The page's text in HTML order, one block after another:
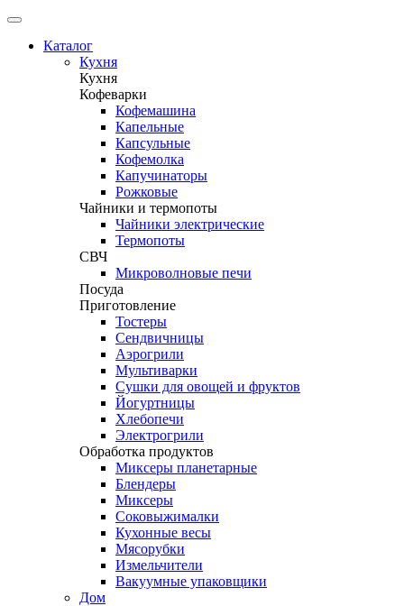
Каталог
Кухня
Кухня
Кофеварки
Кофемашина
Капельные
Капсульные
Кофемолка
Капучинаторы
Рожковые
Чайники и термопоты
Чайники электрические
Термопоты
СВЧ
Микроволновые печи
Посуда
Приготовление
Тостеры
Сендвичницы
Аэрогрили
Мультиварки
Сушки для овощей и фруктов
Йогуртницы
Хлебопечи
Электрогрили
Обработка продуктов
Миксеры планетарные
Блендеры
Миксеры
Соковыжималки
Кухонные весы
Мясорубки
Измельчители
Вакуумные упаковщики
Дом